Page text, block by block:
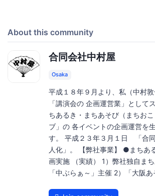
About this community
合同会社中村屋
Osaka
平成１８年９月より、私（中村
「講演会の 企画運営業」として
ちあるき・まちあそび（まちお
ブ」の 各イベントの企画運営を
す。 平成２３年３月１日 「合
人化」。 【弊社事業】 ●まちあ
画実施 （実績） 1）弊社独自ま
「中ぶらぁ～」主催 2）「大阪